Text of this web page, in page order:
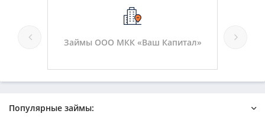
Займы ООО МКК «Ваш Капитал»
Популярные займы: